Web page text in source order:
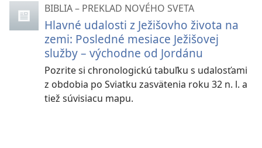
BIBLIA – PREKLAD NOVÉHO SVETA
Hlavné udalosti z Ježišovho života na
zemi: Posledné mesiace Ježišovej
služby – východne od Jordánu
Pozrite si chronologickú tabuľku s udalosťami
z obdobia po Sviatku zasvätenia roku 32 n. l. a
tiež súvisiacu mapu.